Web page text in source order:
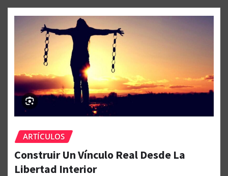
ARTÍCULOS
Construir Un Vínculo Real Desde La
Libertad Interior